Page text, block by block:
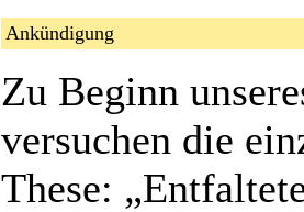
Ankündigung
Zu Beginn
versuchen die
These: